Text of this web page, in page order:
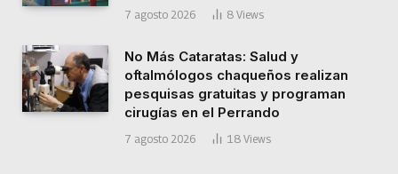
7 agosto 2026 8 Views
No Más Cataratas: Salud y
oftalmólogos chaqueños realizan
pesquisas gratuitas y programan
cirugías en el Perrando
7 agosto 2026 18 Views